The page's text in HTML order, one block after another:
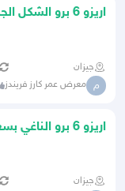
جيزان
م معرض عمر كارز فريندز
اريزو 6 برو الناغي بسعر منافس
جيزان